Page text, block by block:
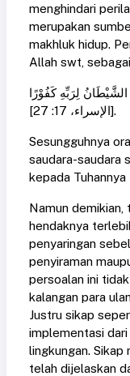
menghindari
merupakan
makhluk hidup.
Allah swt,
لِرَبِّهِ كَفُوْرًا
[الإسراء، 17: 27].
Sesungguhnya
saudara-saudara
kepada Tuhannya
Namun
hendaknya
penyaringan
penyiraman
persoalan ini
kalangan para
Justru sikap
implementasi
lingkungan. Sikap
telah dijelaskan